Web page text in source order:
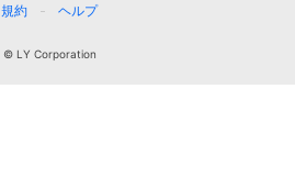
規約
ヘルプ
© LY Corporation